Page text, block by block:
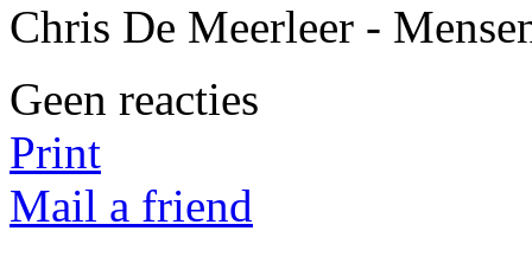
Chris De Meerleer -
Geen reacties
Print
Mail a friend